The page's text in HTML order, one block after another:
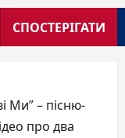
СПОСТЕРІГАТИ
Ми” – пісню-
про два